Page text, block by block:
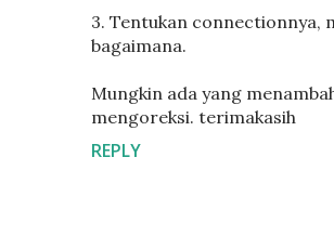
3. Tentukan connectionnya,
bagaimana.
Mungkin ada yang
mengoreksi. terimakasih
REPLY